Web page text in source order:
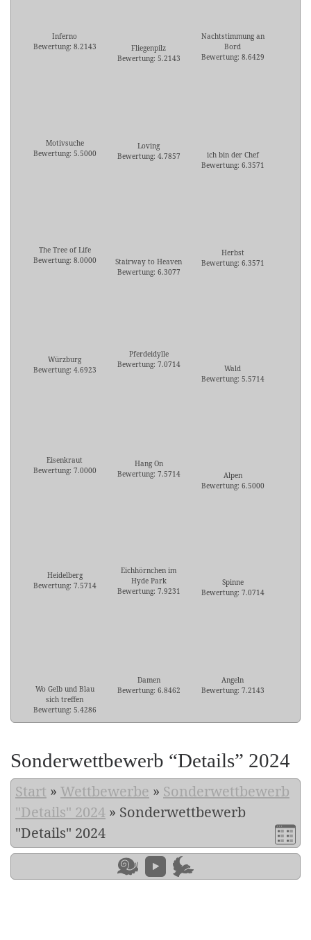
Inferno
Bewertung: 8.2143
Fliegenpilz
Bewertung: 5.2143
Nachtstimmung an
Bord
Bewertung: 8.6429
Motivsuche
Bewertung: 5.5000
Loving
Bewertung: 4.7857
ich bin der Chef
Bewertung: 6.3571
The Tree of Life
Bewertung: 8.0000
Stairway to Heaven
Bewertung: 6.3077
Herbst
Bewertung: 6.3571
Würzburg
Bewertung: 4.6923
Pferdeidylle
Bewertung: 7.0714
Wald
Bewertung: 5.5714
Eisenkraut
Bewertung: 7.0000
Hang On
Bewertung: 7.5714
Alpen
Bewertung: 6.5000
Heidelberg
Bewertung: 7.5714
Eichhörnchen im
Hyde Park
Bewertung: 7.9231
Spinne
Bewertung: 7.0714
Wo Gelb und Blau
sich treffen
Bewertung: 5.4286
Damen
Bewertung: 6.8462
Angeln
Bewertung: 7.2143
Sonderwettbewerb “Details” 2024
Start » Wettbewerbe » Sonderwettbewerb
"Details" 2024 » Sonderwettbewerb
"Details" 2024